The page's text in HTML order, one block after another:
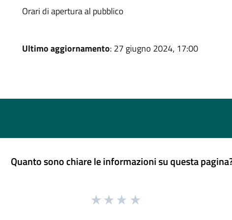
Orari di apertura al pubblico
Ultimo aggiornamento: 27 giugno 2024, 17:00
Quanto sono chiare le informazioni su questa